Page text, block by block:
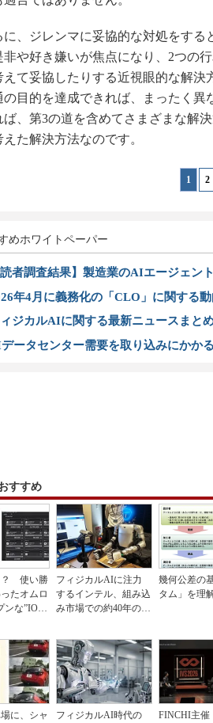
、ジレンマに妥協的な対処をする
非や好き嫌いが焦点になり、2つの
えて妥協したりする近視眼的な解
の目的を達成できれば、まったく異
ば、第3の道を含めてさまざまな解
た解決方法なのです。
1 2
めホワイトペーパー
読者調査結果】製造業のAIエージェン
年4月に義務化の「CLO」に関する
ジカルAIに関する最新ニュースまと
ータセンター需要を取り込みにかか
すすめ
？ 使い勝
たオムロ
ンな”IO-L
フィジカルAIに注力
するインテル、組み込
み市場での約40年の実
幾何公差の
タム」を理
に、シャ
フィジカルAI時代の
FINCHI主催